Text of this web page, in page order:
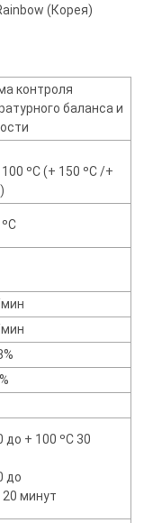
(Корея)
контроля
баланса и
ºС (+ 150 ºС /+
до + 100 ºС 30
до
20 минут